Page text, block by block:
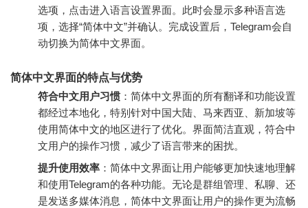
选项，点击进入语言设置界面。此时会显示多种语言选
项，选择“简体中文”并确认。完成设置后，Telegram会自
动切换为简体中文界面。
简体中文界面的特点与优势
符合中文用户习惯 ：简体中文界面的所有翻译和功能设置
都经过本地化，特别针对中国大陆、马来西亚、新加坡等
使用简体中文的地区进行了优化。界面简洁直观，符合中
文用户的操作习惯，减少了语言带来的困扰。
提升使用效率 ：简体中文界面让用户能够更加快速地理解
和使用Telegram的各种功能。无论是群组管理、私聊、还
是发送多媒体消息，简体中文界面让用户的操作更为流畅